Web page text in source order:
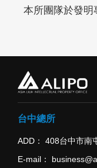
擔任訴訟代理人
本所團隊於發明
台中總所
ADD
408台中市南
E-mail